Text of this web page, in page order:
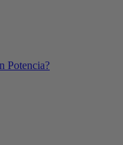
Potencia?